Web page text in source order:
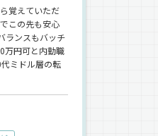
覚えていただ
この先も安心
ランスもバッチ
万円可と内勤職
ミドル層の転